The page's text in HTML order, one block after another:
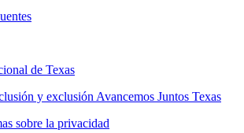
de Texas
y exclusión Avancemos Juntos Texas
sobre la privacidad